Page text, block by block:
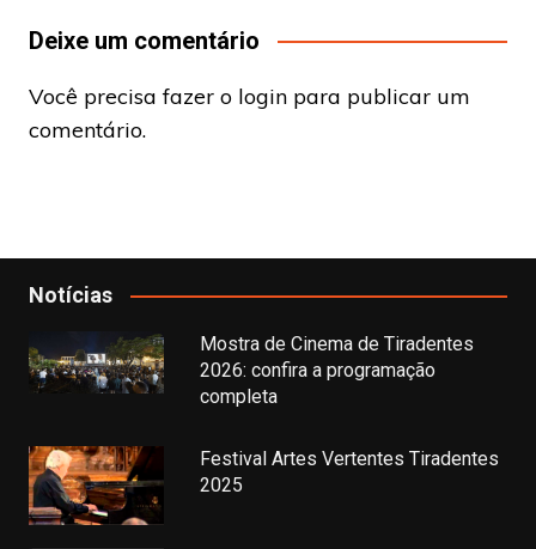
Deixe um comentário
Você precisa fazer o loginpara publicar um
comentário.
Notícias
Mostra de Cinema de Tiradentes
2026: confira a programação
completa
Festival Artes Vertentes Tiradentes
2025